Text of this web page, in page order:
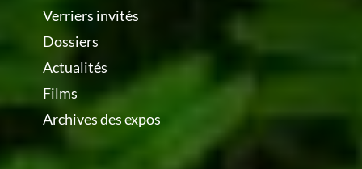
Verriers invités
Dossiers
Actualités
Films
Archives des expos